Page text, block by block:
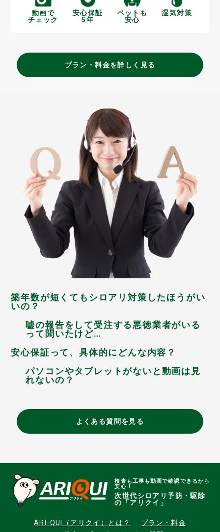
動画で
チェック
安心保証
5年
ペットも
安心
湿気対策
プラン・料金を詳しく見る
築年数が短くてもシロアリ対策したほうがい
いの？
嘘の報告をして受注する悪徳業者がいる
って聞いたけど…
安心保証って、具体的にどんな内容？
パソコンやタブレットがないと動画は見
れないの？
よくある質問を見る
検査も工事も動画で確認できるから
安心！
次世代シロアリ予防・駆除
の「アリクイ」
ARI-QUI（アリクイ）とは？
プラン・料金